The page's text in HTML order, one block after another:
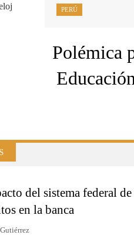
PERÚ
Polémica
del sistema federal
en la banca